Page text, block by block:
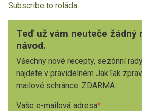
Subscribe to roláda
Teď už vám neuteče žádný
návod.
Všechny nové recepty, sezónní
najdete v pravidelném JakTak
mailové schránce. ZDARMA.
Vaše e-mailová adresa